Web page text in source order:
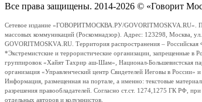
Все права защищены. 2014-2026 © «Говорит
Сетевое издание «ГОВОРИТМОСКВА.РУ/GOVORITMOSKVA.RU».
массовых коммуникаций (Роскомнадзор). Адрес: 123298, Москва,
GOVORITMOSKVA.RU. Территория распространения –
*Экстремистские и террористические организации,
группировок «Хайят Тахрир аш-Шам», Национал-Большевистская
организация «Управленческий центр Свидетелей Иеговы в России»
Информация, размещенная на портале, а именно: текстовые
разрешения правообладателей. Согласно ст.ст. 1274,1275 ГК РФ,
отдельных авторов и колумнистов.